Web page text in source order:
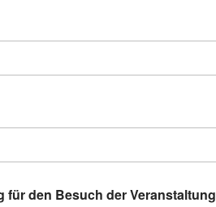
für den Besuch der Veranstaltung